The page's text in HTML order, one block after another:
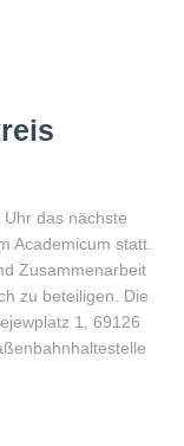
das nächste
Academicum statt.
Zusammenarbeit
zu beteiligen. Die
1, 69126